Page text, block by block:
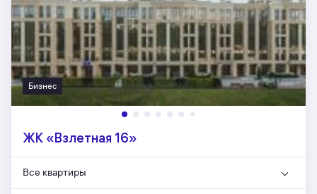
Бизнес
ЖК «Взлетная 16»
Все квартиры